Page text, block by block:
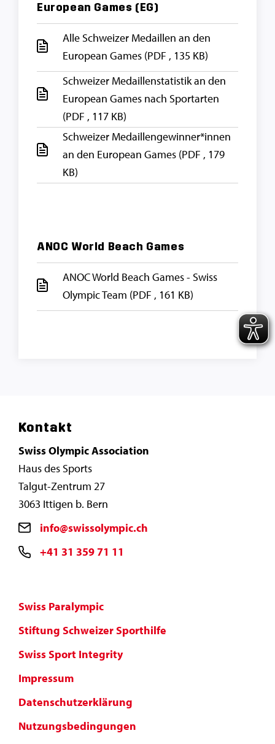
European Games (EG)
Alle Schweizer Medaillen an den
European Games (PDF , 135 KB)
Schweizer Medaillenstatistik an den
European Games nach Sportarten
(PDF , 117 KB)
Schweizer Medaillengewinner*innen
an den European Games (PDF , 179
KB)
ANOC World Beach Games
ANOC World Beach Games - Swiss
Olympic Team (PDF , 161 KB)
Kontakt
Swiss Olympic Association
Haus des Sports
Talgut-Zentrum 27
3063 Ittigen b. Bern
info@swissolympic.ch
+41 31 359 71 11
Swiss Paralympic
Stiftung Schweizer Sporthilfe
Swiss Sport Integrity
Impressum
Datenschutzerklärung
Nutzungsbedingungen